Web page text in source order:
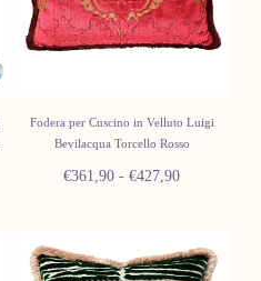
Fodera per Cuscino in Velluto Luigi
Bevilacqua Torcello Rosso
Prezzo
€361,90 - Prezzo
€427,90